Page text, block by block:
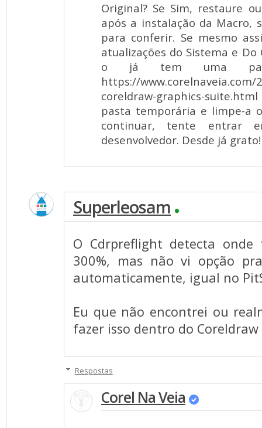
Original? Se Sim, restaure
após a instalação da Macro,
para conferir. Se mesmo
atualizações do Sistema e Do
o já tem uma
https://www.corelnaveia.com/
coreldraw-graphics-
pasta temporária e limpe-a
continuar, tente entrar
desenvolvedor. Desde já grato!
Superleosam
O Cdrpreflight detecta onde
300%, mas não vi opção
automaticamente, igual no
Eu que não encontrei ou
fazer isso dentro do Coreldraw
Respostas
Corel Na Veia